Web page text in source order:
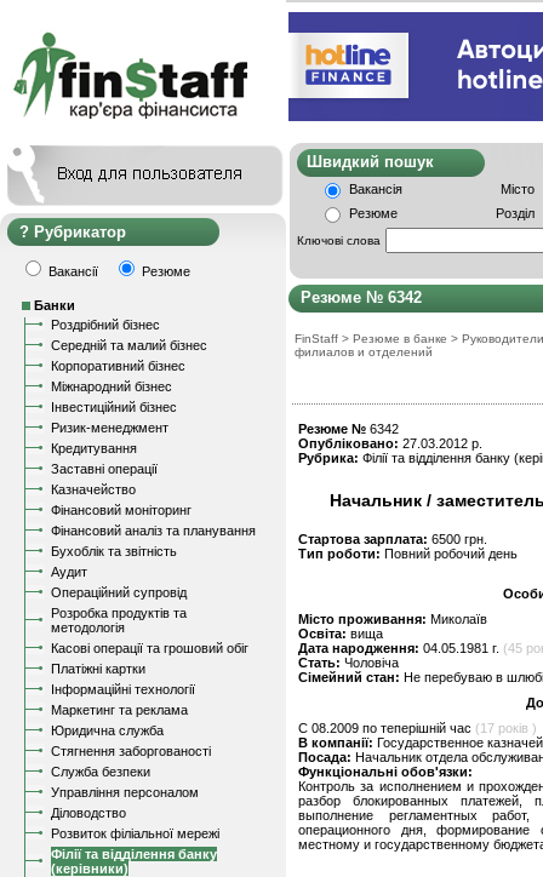
Рубрикатор
Вакансії Резюме
Банки
Роздрібний бізнес
Середній та малий бізнес
Корпоративний бізнес
Міжнародний бізнес
Інвестиційний бізнес
Ризик-менеджмент
Кредитування
Заставні операції
Казначейство
Фінансовий моніторинг
Фінансовий аналіз та планування
Бухоблік та звітність
Аудит
Операційний супровід
Розробка продуктів та
методологія
Касові операції та грошовий обіг
Платіжні картки
Інформаційні технології
Маркетинг та реклама
Юридична служба
Стягнення заборгованості
Служба безпеки
Управління персоналом
Діловодство
Розвиток філіальної мережі
Філії та відділення банку
(керівники)
Швидкий
Вакансія
Місто
Резюме
Розділ
Ключові слова
Резюме № 6342
FinStaff > Резюме в банке > Руководители
филиалов и отделений
Резюме № 6342
Опубліковано: 27.03.2012 р.
Рубрика: Філії та відділення банку
Начальник /
Стартова зарплата: 6500 грн.
Тип роботи: Повний робочий день
Місто проживання: Миколаїв
Освіта: вища
Дата народження: 04.05.1981 г. (45
Стать: Чоловіча
Сімейний стан: Не перебуваю в
C 08.2009 по теперішній час (17 років )
В компанії: Государственное
Посада: Начальник отдела
Функціональні обов'язки:
Контроль за исполнением и
разбор блокированных платежей,
выполнение регламентных
операционного дня, формирование
местному и государственному